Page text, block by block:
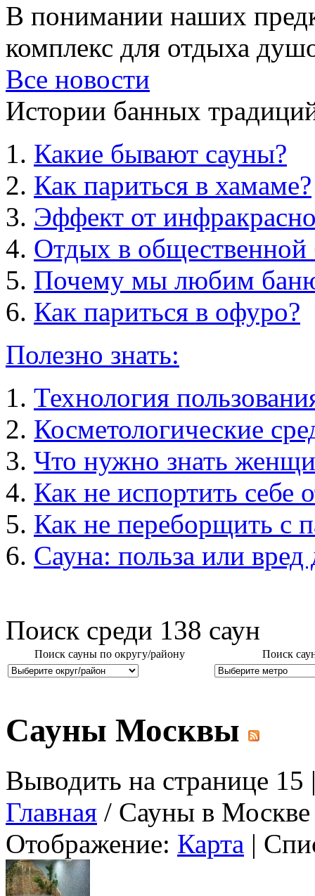
В понимании наших
комплекс для отдыха
Все новости
Истории банных
Какие бывают сауны?
Как париться в хамаме?
Эффект от
Отдых в общественной
Почему мы любим
Как париться в офуро?
Полезно знать:
Технология
Косметологические
Что нужно знать
Как не испортить себе
Как не переборщить с
Сауна: польза или вред
Поиск среди 138 саун
Поиск сауны по округу/району Поиск
Сауны Москвы
Выводить на странице
Главная / Сауны в Москве
Отображение: Карта |